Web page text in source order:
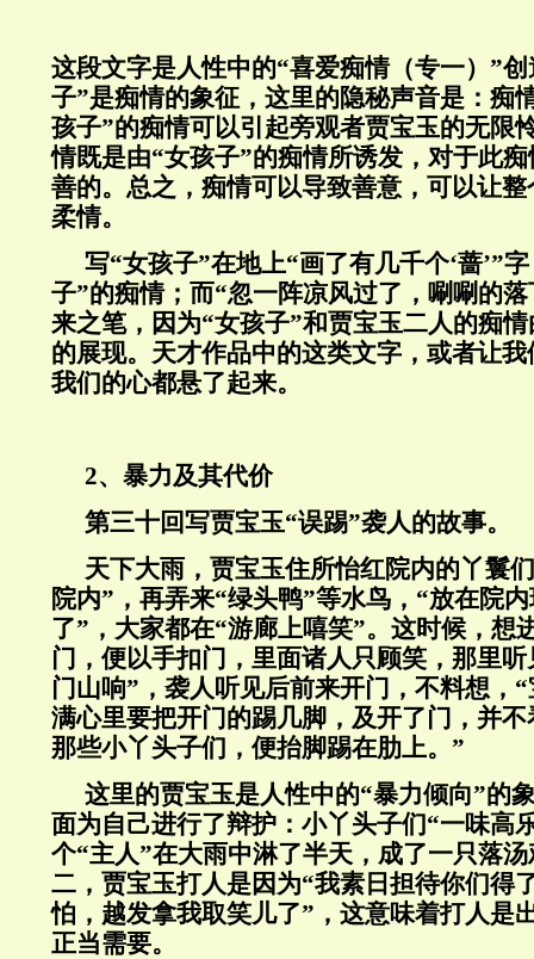
这段文字是人性中的“喜爱痴情（专一）”
子”是痴情的象征，这里的隐秘声音是：痴
孩子”的痴情可以引起旁观者贾宝玉的无限
情既是由“女孩子”的痴情所诱发，对于此
善的。总之，痴情可以导致善意，可以让
柔情。
写“女孩子”在地上“画了有几千个‘蔷’”
子”的痴情；而“忽一阵凉风过了，唰唰的
来之笔，因为“女孩子”和贾宝玉二人的痴
的展现。天才作品中的这类文字，或者让
我们的心都悬了起来。
2、暴力及其代价
第三十回写贾宝玉“误踢”袭人的故事。
天下大雨，贾宝玉住所怡红院内的丫鬟
院内”，再弄来“绿头鸭”等水鸟，“放在院
了”，大家都在“游廊上嘻笑”。这时候，想
门，便以手扣门，里面诸人只顾笑，那里
门山响”，袭人听见后前来开门，不料想，
满心里要把开门的踢几脚，及开了门，并
那些小丫头子们，便抬脚踢在肋上。”
这里的贾宝玉是人性中的“暴力倾向”的
面为自己进行了辩护：小丫头子们“一味高
个“主人”在大雨中淋了半天，成了一只落
二，贾宝玉打人是因为“我素日担待你们得
怕，越发拿我取笑儿了”，这意味着打人是
正当需要。